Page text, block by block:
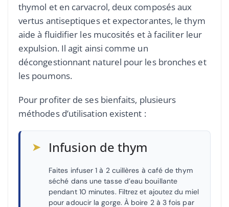
thymol et en carvacrol, deux composés aux
vertus antiseptiques et expectorantes, le thym
aide à fluidifier les mucosités et à faciliter leur
expulsion. Il agit ainsi comme un
décongestionnant naturel pour les bronches et
les poumons.
Pour profiter de ses bienfaits, plusieurs
méthodes d’utilisation existent :
➤ Infusion de thym
Faites infuser 1 à 2 cuillères à café de thym
séché dans une tasse d’eau bouillante
pendant 10 minutes. Filtrez et ajoutez du miel
pour adoucir la gorge. À boire 2 à 3 fois par